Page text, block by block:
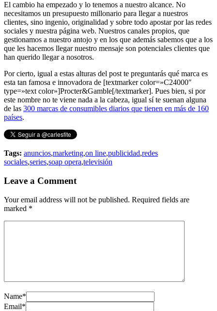
El cambio ha empezado y lo tenemos a nuestro alcance. No
necesitamos un presupuesto millonario para llegar a nuestros
clientes, sino ingenio, originalidad y sobre todo apostar por las redes
sociales y nuestra página web. Nuestros canales propios, que
gestionamos a nuestro antojo y en los que además sabemos que a los
que les hacemos llegar nuestro mensaje son potenciales clientes que
han querido llegar a nosotros.
Por cierto, igual a estas alturas del post te preguntarás qué marca es
esta tan famosa e innovadora de [textmarker color=»C24000″
type=»text color»]Procter&Gamble[/textmarker]. Pues bien, si por
este nombre no te viene nada a la cabeza, igual sí te suenan alguna
de las 300 marcas de consumibles diarios que tienen en más de 160
países.
Tags: anuncios,marketing,on line,publicidad,redes
sociales,series,soap opera,televisión
Leave a Comment
Your email address will not be published. Required fields are
marked *
Name*
Email*